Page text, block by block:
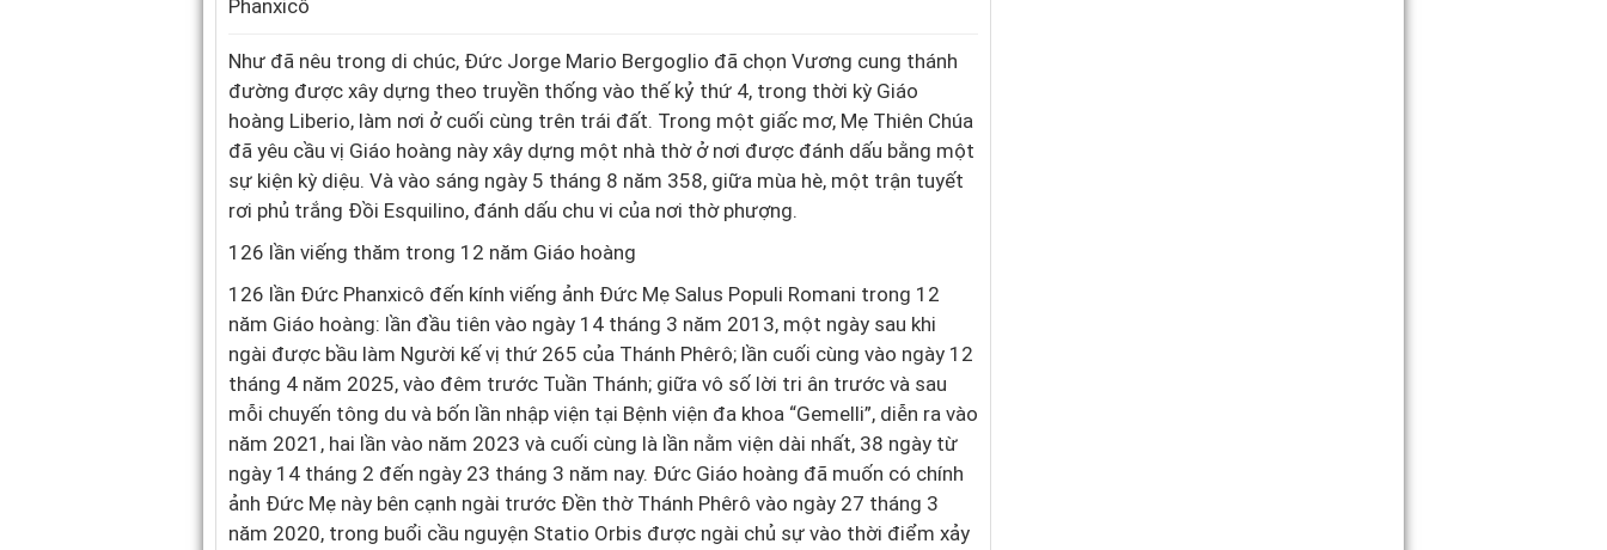
Phanxicô
Như đã nêu trong di chúc, Đức Jorge Mario Bergoglio đã chọn Vương cung thánh
đường được xây dựng theo truyền thống vào thế kỷ thứ 4, trong thời kỳ Giáo
hoàng Liberio, làm nơi ở cuối cùng trên trái đất. Trong một giấc mơ, Mẹ Thiên Chúa
đã yêu cầu vị Giáo hoàng này xây dựng một nhà thờ ở nơi được đánh dấu bằng một
sự kiện kỳ ​​diệu. Và vào sáng ngày 5 tháng 8 năm 358, giữa mùa hè, một trận tuyết
rơi phủ trắng Đồi Esquilino, đánh dấu chu vi của nơi thờ phượng.
126 lần viếng thăm trong 12 năm Giáo hoàng
126 lần Đức Phanxicô đến kính viếng ảnh Đức Mẹ Salus Populi Romani trong 12
năm Giáo hoàng: lần đầu tiên vào ngày 14 tháng 3 năm 2013, một ngày sau khi
ngài được bầu làm Người kế vị thứ 265 của Thánh Phêrô; lần cuối cùng vào ngày 12
tháng 4 năm 2025, vào đêm trước Tuần Thánh; giữa vô số lời tri ân trước và sau
mỗi chuyến tông du và bốn lần nhập viện tại Bệnh viện đa khoa “Gemelli”, diễn ra vào
năm 2021, hai lần vào năm 2023 và cuối cùng là lần nằm viện dài nhất, 38 ngày từ
ngày 14 tháng 2 đến ngày 23 tháng 3 năm nay. Đức Giáo hoàng đã muốn có chính
ảnh Đức Mẹ này bên cạnh ngài trước Đền thờ Thánh Phêrô vào ngày 27 tháng 3
năm 2020, trong buổi cầu nguyện Statio Orbis được ngài chủ sự vào thời điểm xảy